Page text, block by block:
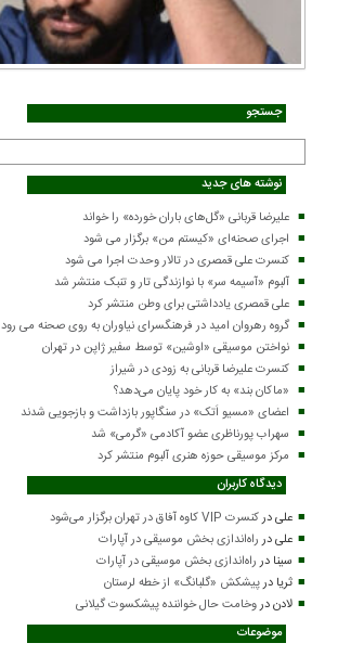
جستجو
نوشته های جدید
علیرضا قربانی «گل‌های باران خورده» را خواند
اجرای صحنه‌ای «کیستم من» برگزار می شود
کنسرت علی قمصری در تالار وحدت اجرا می شود
آلبوم «آسیمه سر» با نوازندگی تار و تنبک منتشر شد
علی قمصری یادداشتی برای وطن منتشر کرد
گروه رهروان امید در فرهنگسرای نیاوران به روی صحنه می رود
نواختن موسیقی «اوشین» توسط سفیر ژاپن در تهران
کنسرت علیرضا قربانی به زودی در شیراز
«ماکان بند» به کار خود پایان می‌دهد؟
اعضای «مسیو اَتک» در سنگاپور بازداشت و بازجویی شدند
سهراب پورناظری عضو آکادمی «گرمی» شد
مرکز موسیقی حوزه هنری آلبوم منتشر کرد
دیدگاه کاربران
علیدرکنسرت VIP کاوه آفاق در تهران برگزار می‌شود
علیدرراه‌اندازی بخش موسیقی در آپارات
سینا درراه‌اندازی بخش موسیقی در آپارات
ثریا درپیشکش «گلبانگ» از خطه لرستان
لادندروخامت حال خواننده پیشکسوت گیلانی
موضوعات